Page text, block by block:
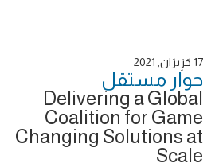
17 حَزِيرَان, 2021
حوار ‎مستقل
Delivering a Global
Coalition for Game
Changing Solutions at
Scale